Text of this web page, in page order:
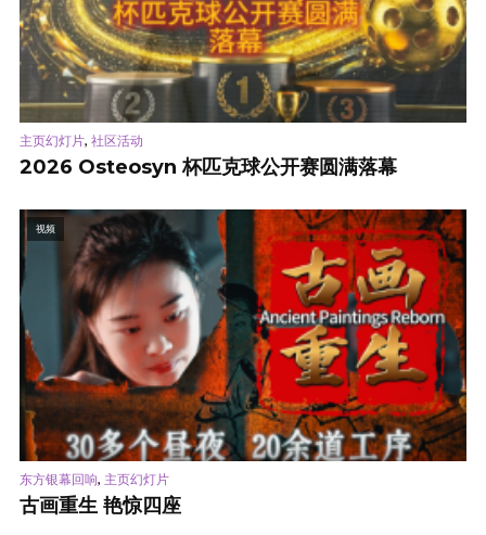
主页幻灯片, 社区活动
2026 Osteosyn 杯匹克球公开赛圆满落幕
视频
东方银幕回响, 主页幻灯片
古画重生 艳惊四座